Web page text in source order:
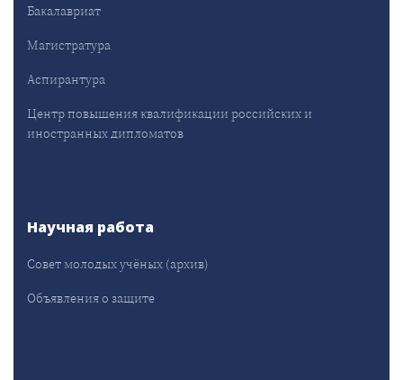
Бакалавриат
Магистратура
Аспирантура
Центр повышения квалификации российских и
иностранных дипломатов
Научная работа
Совет молодых учёных (архив)
Объявления о защите